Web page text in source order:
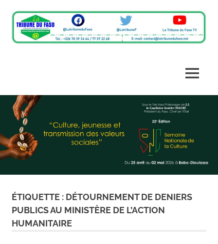
content
du
Faso
un
clic
MENU
ÉTIQUETTE : DÉTOURNEMENT DE DENIERS
PUBLICS AU MINISTÈRE DE L’ACTION
HUMANITAIRE